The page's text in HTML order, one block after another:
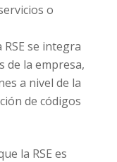
o
RSE se integra
de la empresa,
a nivel de la
de códigos
la RSE es